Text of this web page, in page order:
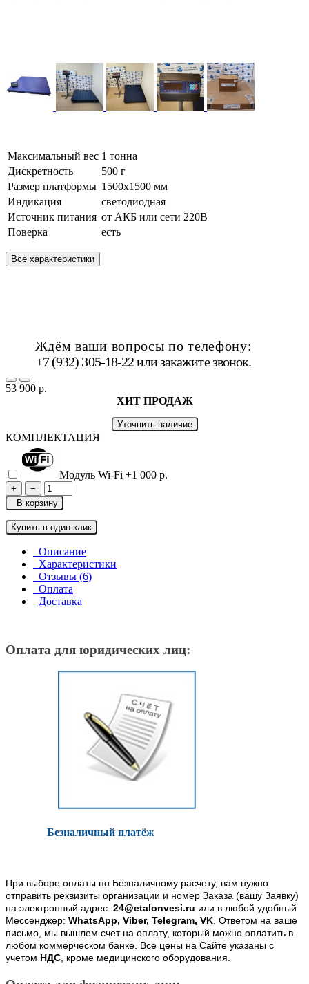
Максимальный вес 1 тонна
Дискретность
500 г
Размер платформы 1500х1500 мм
Индикация
светодиодная
Источник питания от АКБ или сети 220В
Поверка
есть
Все характеристики
Ждём ваши вопросы по телефону:
+7 (932) 305-18-22 илизакажите звонок.
53 900 р.
ХИТ ПРОДАЖ
Уточнить наличие
КОМПЛЕКТАЦИЯ
Модуль Wi-Fi +1 000 р.
+
−
В корзину
Купить в один клик
Описание
Характеристики
Отзывы (6)
Оплата
Доставка
Оплата для юридических лиц:
Безналичный платёж
При выборе оплаты по Безналичному расчету, вам нужно
отправить реквизиты организации и номер Заказа (вашу Заявку)
на электронный адрес: 24@etalonvesi.ru или в любой удобный
Мессенджер: WhatsApp, Viber, Telegram, VK. Ответом на ваше
письмо, мы вышлем счет на оплату, который можно оплатить в
любом коммерческом банке. Все цены на Сайте указаны с
учетом НДС, кроме медицинского оборудования.